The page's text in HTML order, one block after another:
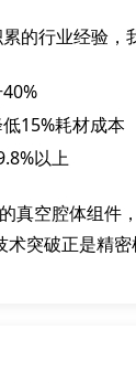
的行业经验，
15%耗材成本
以上
真空腔体组件
突破正是精密